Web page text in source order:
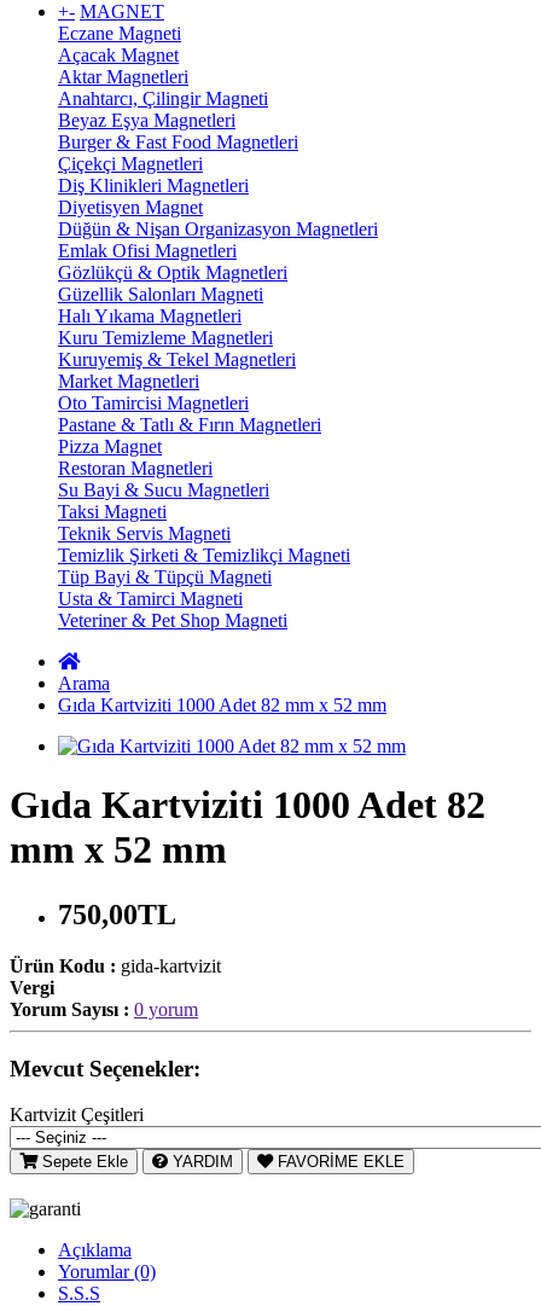
+- MAGNET
Eczane Magneti
Açacak Magnet
Aktar Magnetleri
Anahtarcı, Çilingir Magneti
Beyaz Eşya Magnetleri
Burger & Fast Food Magnetleri
Çiçekçi Magnetleri
Diş Klinikleri Magnetleri
Diyetisyen Magnet
Düğün & Nişan Organizasyon Magnetleri
Emlak Ofisi Magnetleri
Gözlükçü & Optik Magnetleri
Güzellik Salonları Magneti
Halı Yıkama Magnetleri
Kuru Temizleme Magnetleri
Kuruyemiş & Tekel Magnetleri
Market Magnetleri
Oto Tamircisi Magnetleri
Pastane & Tatlı & Fırın Magnetleri
Pizza Magnet
Restoran Magnetleri
Su Bayi & Sucu Magnetleri
Taksi Magneti
Teknik Servis Magneti
Temizlik Şirketi & Temizlikçi Magneti
Tüp Bayi & Tüpçü Magneti
Usta & Tamirci Magneti
Veteriner & Pet Shop Magneti
Arama
Gıda Kartviziti 1000 Adet 82 mm x 52 mm
Gıda Kartviziti 1000 Adet 82
mm x 52 mm
750,00TL
Ürün Kodu : gida-kartvizit
Vergi
Yorum Sayısı : 0 yorum
Mevcut Seçenekler:
Kartvizit Çeşitleri
Sepete Ekle YARDIM FAVORİME EKLE
Açıklama
Yorumlar (0)
S.S.S